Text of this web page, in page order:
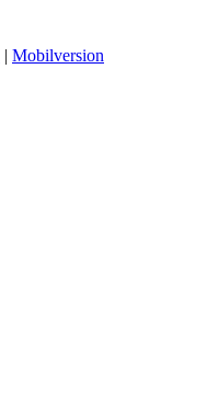
| Mobilversion